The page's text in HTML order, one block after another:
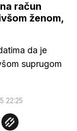
račun
ženom,
da je
suprugom
22:25